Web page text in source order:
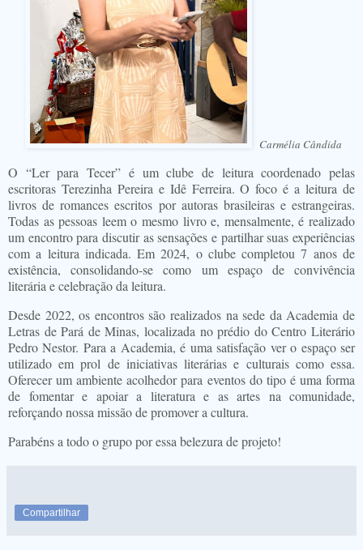
Carmélia Cândida
O “Ler para Tecer” é um clube de leitura coordenado pelas
escritoras Terezinha Pereira e Idê Ferreira. O foco é a leitura de
livros de romances escritos por autoras brasileiras e estrangeiras.
Todas as pessoas leem o mesmo livro e, mensalmente, é realizado
um encontro para discutir as sensações e partilhar suas experiências
com a leitura indicada. Em 2024, o clube completou 7 anos de
existência, consolidando-se como um espaço de convivência
literária e celebração da leitura.
Desde 2022, os encontros são realizados na sede da Academia de
Letras de Pará de Minas, localizada no prédio do Centro Literário
Pedro Nestor. Para a Academia, é uma satisfação ver o espaço ser
utilizado em prol de iniciativas literárias e culturais como essa.
Oferecer um ambiente acolhedor para eventos do tipo é uma forma
de fomentar e apoiar a literatura e as artes na comunidade,
reforçando nossa missão de promover a cultura.
Parabéns a todo o grupo por essa belezura de projeto!
Compartilhar